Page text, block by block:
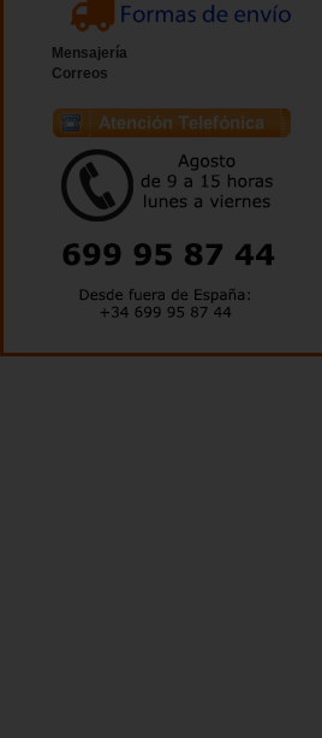
Mensajería
Correos